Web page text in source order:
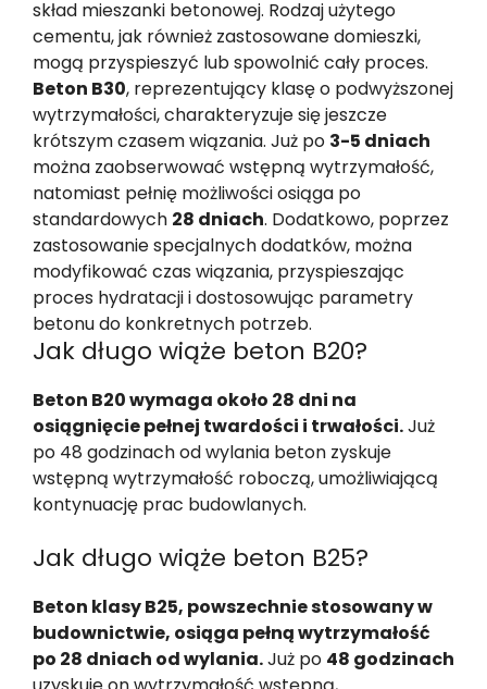
skład mieszanki betonowej. Rodzaj użytego
cementu, jak również zastosowane domieszki,
mogą przyspieszyć lub spowolnić cały proces.
Beton B30, reprezentujący klasę o podwyższonej
wytrzymałości, charakteryzuje się jeszcze
krótszym czasem wiązania. Już po 3-5 dniach
można zaobserwować wstępną wytrzymałość,
natomiast pełnię możliwości osiąga po
standardowych 28 dniach. Dodatkowo, poprzez
zastosowanie specjalnych dodatków, można
modyfikować czas wiązania, przyspieszając
proces hydratacji i dostosowując parametry
betonu do konkretnych potrzeb.
Jak długo wiąże beton B20?
Beton B20 wymaga około 28 dni na
osiągnięcie pełnej twardości i trwałości.Już
po 48 godzinach od wylania beton zyskuje
wstępną wytrzymałość roboczą, umożliwiającą
kontynuację prac budowlanych.
Jak długo wiąże beton B25?
Beton klasy B25, powszechnie stosowany w
budownictwie, osiąga pełną wytrzymałość
po 28 dniach od wylania.Już po 48 godzinach